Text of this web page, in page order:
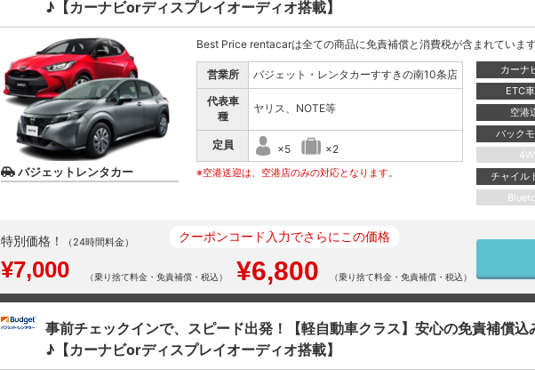
♪【カーナビorディスプレイオーディオ搭載】
バジェットレンタカー
Best Price rentacarは全ての商品に免責補償と消費税が含まれていま
営業所
バジェット・レンタカーすすきの南10条店
代表車
種
ヤリス、NOTE等
定員 ×5 ×2
※空港送迎は、空港店のみの対応となります。
カーナ
ETC
空港
バック
チャイル
特別価格！ （24時間料金）
¥7,000 （乗り捨て料金・免責補償・税込）
クーポンコード入力でさらにこの価格
¥6,800 （乗り捨て料金・免責補償・税込）
事前チェックインで、スピード出発！【軽自動車クラス】安心の免責補償込
♪【カーナビorディスプレイオーディオ搭載】